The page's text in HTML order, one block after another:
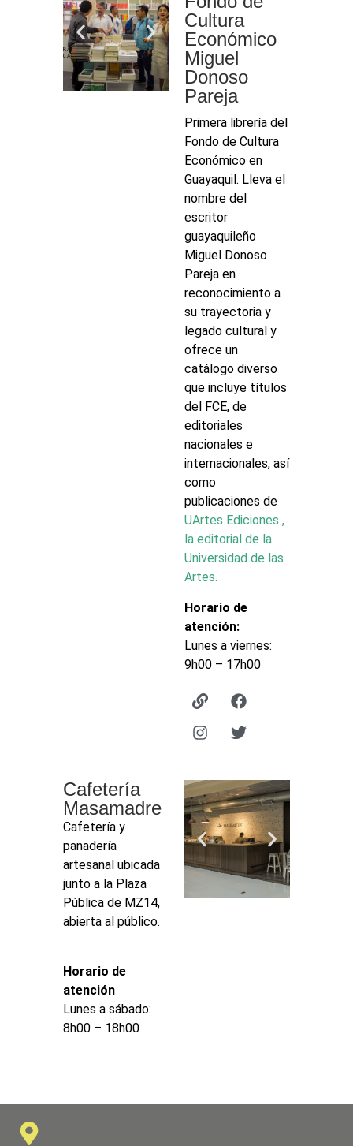
Cultura
Económico
Miguel
Donoso
Pareja
Primera librería del
Fondo de Cultura
Económico en
Guayaquil. Lleva el
nombre del
escritor
guayaquileño
Miguel Donoso
Pareja en
reconocimiento a
su trayectoria y
legado cultural y
ofrece un
catálogo diverso
que incluye títulos
del FCE, de
editoriales
nacionales e
internacionales, así
como
publicaciones de
UArtes Ediciones ,
la editorial de la
Universidad de las
Artes.
Horario de
atención:
Lunes a viernes:
9h00 – 17h00
Cafetería
Masamadre
Cafetería y
panadería
artesanal ubicada
junto a la Plaza
Pública de MZ14,
abierta al público.
Horario de
atención
Lunes a sábado:
8h00 – 18h00